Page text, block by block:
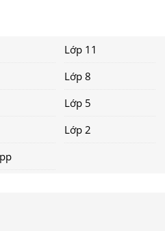
Lớp 11
Lớp 8
Lớp 5
Lớp 2